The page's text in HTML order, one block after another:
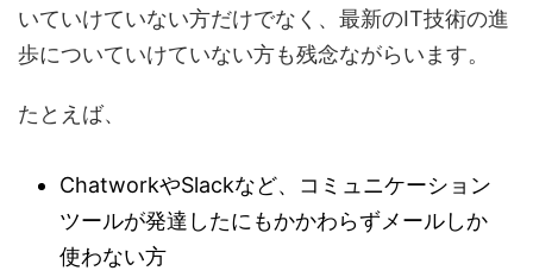
いていけていない方だけでなく、最新のIT技術の進
歩についていけていない方も残念ながらいます。
たとえば、
ChatworkやSlackなど、コミュニケーション
ツールが発達したにもかかわらずメールしか
使わない方